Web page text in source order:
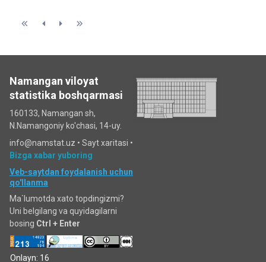
Namangan viloyat
statistika boshqarmasi
160133, Namangan sh,
N.Namangoniy ko'chasi, 14-uy.
info@namstat.uz • Sayt xaritasi •
Bizga xabar yuboring
Veb-saytdan foydalanish uchun
qo'llanma
Ma`lumotda xato topdingizmi?
Uni belgilang va quyidagilarni
bosing Ctrl + Enter
Onlayn: 16